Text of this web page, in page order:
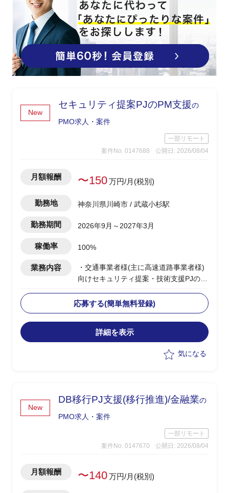
New
セキュリティ提案PJのPM支援の
PMO求人・案件
一部リモート
案件No. 0147688
公開日: 2026/08/04
月額報酬 〜150万円/月(税別)
勤務地 神奈川県川崎市 / 武蔵小杉駅
勤務期間 2026年9月～2027年3月
稼働率 100%
業務内容
・交通事業者様(主に高速道路事業者様)
向けセキュリティ提案・技術支援PJの推
・複数のセキュリティ提案/設計PJが並
行するため、各案件の整理・進捗管理を
担当
・複数プロジェクト担当者への支援およ
・課題分析、コミュニケーションを重視
応募する(簡単無料登録)
詳細を表示
気になる
New
DB移行PJ支援(移行推進)/金融業の
PMO求人・案件
一部リモート
案件No. 0147670
公開日: 2026/08/04
月額報酬 〜140万円/月(税別)